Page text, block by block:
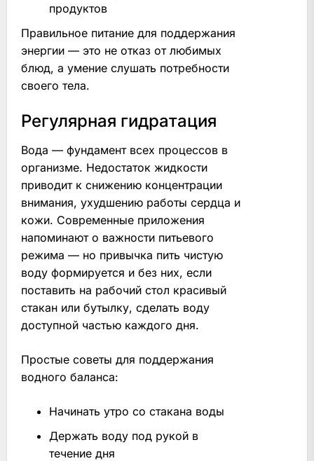
продуктов
Правильное питание для поддержания
энергии — это не отказ от любимых
блюд, а умение слушать потребности
своего тела.
Регулярная гидратация
Вода — фундамент всех процессов в
организме. Недостаток жидкости
приводит к снижению концентрации
внимания, ухудшению работы сердца и
кожи. Современные приложения
напоминают о важности питьевого
режима — но привычка пить чистую
воду формируется и без них, если
поставить на рабочий стол красивый
стакан или бутылку, сделать воду
доступной частью каждого дня.
Простые советы для поддержания
водного баланса:
Начинать утро со стакана воды
Держать воду под рукой в
течение дня